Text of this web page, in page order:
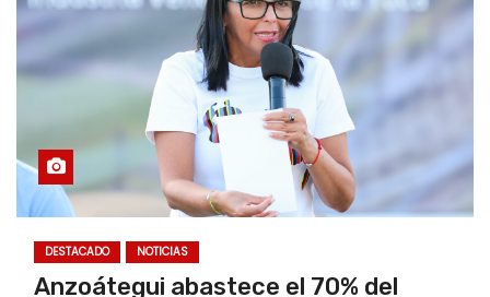
DESTACADO NOTICIAS
Anzoátegui abastece el 70% del